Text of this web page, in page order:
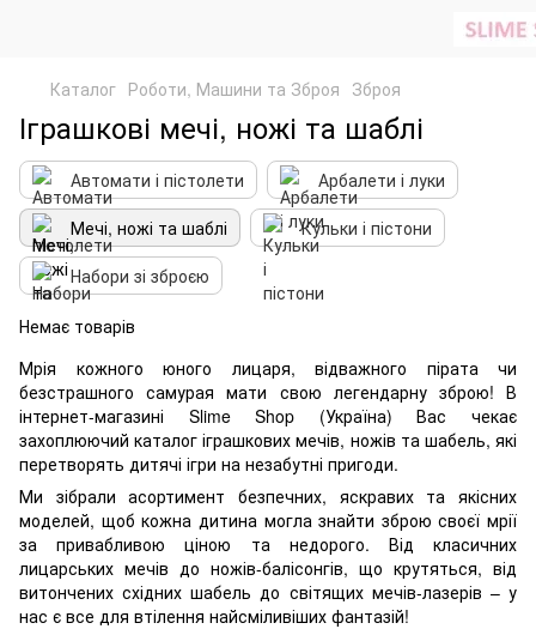
Каталог Роботи, Машини та Зброя Зброя
Мрія кожного юного лицаря, відважного пірата чи
безстрашного самурая мати свою легендарну зброю! В
інтернет-магазині Slime Shop (Україна) Вас чекає
захоплюючий каталог іграшкових мечів, ножів та шабель, які
перетворять дитячі ігри на незабутні пригоди.
Ми зібрали асортимент безпечних, яскравих та якісних
моделей, щоб кожна дитина могла знайти зброю своєї мрії
за привабливою ціною та недорого. Від класичних
лицарських мечів до ножів-балісонгів, що крутяться, від
витончених східних шабель до світящих мечів-лазерів – у
нас є все для втілення найсміливіших фантазій!
Іграшкові мечі, ножі та шаблі
Автомати і пістолети
Арбалети і луки
Мечі, ножі та шаблі
Кульки і пістони
Набори зі зброєю
Немає товарів